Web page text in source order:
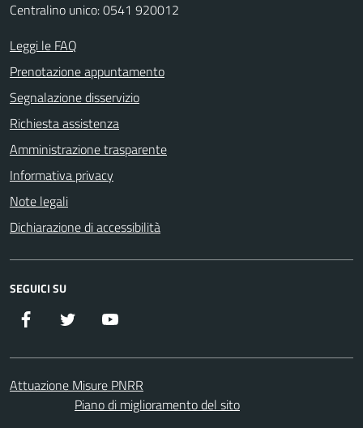
Centralino unico: 0541 920012
Leggi le FAQ
Prenotazione appuntamento
Segnalazione disservizio
Richiesta assistenza
Amministrazione trasparente
Informativa privacy
Note legali
Dichiarazione di accessibilità
SEGUICI SU
Facebook Twitter
Attuazione Misure PNRR
Piano di miglioramento del sito